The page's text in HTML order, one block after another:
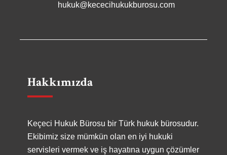
hukuk@kececihukukburosu.com
Hakkımızda
Keçeci Hukuk Bürosu bir Türk hukuk bürosudur.
Ekibimiz size mümkün olan en iyi hukuki
servisleri vermek ve iş hayatına uygun çözümler